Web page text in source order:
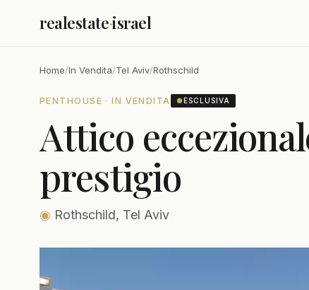
realestate·israel
Home/In Vendita/Tel Aviv/Rothschild
PENTHOUSE · IN VENDITA ●ESCLUSIVA
Attico
prestigio
◉ Rothschild, Tel Aviv